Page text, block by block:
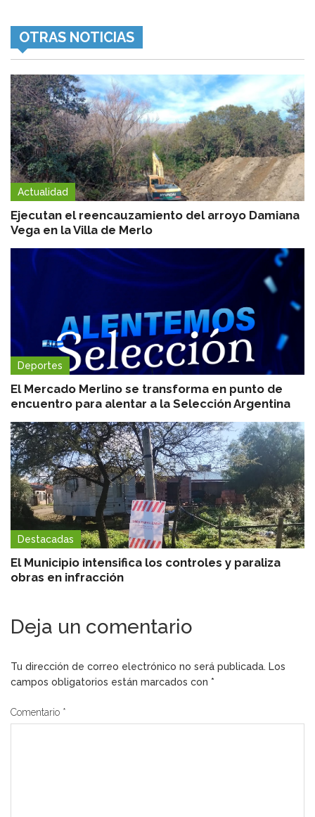
OTRAS NOTICIAS
Actualidad
Ejecutan el reencauzamiento del arroyo Damiana
Vega en la Villa de Merlo
Deportes
El Mercado Merlino se transforma en punto de
encuentro para alentar a la Selección Argentina
Destacadas
El Municipio intensifica los controles y paraliza
obras en infracción
Deja un comentario
Tu dirección de correo electrónico no será publicada. Los
campos obligatorios están marcados con *
Comentario *